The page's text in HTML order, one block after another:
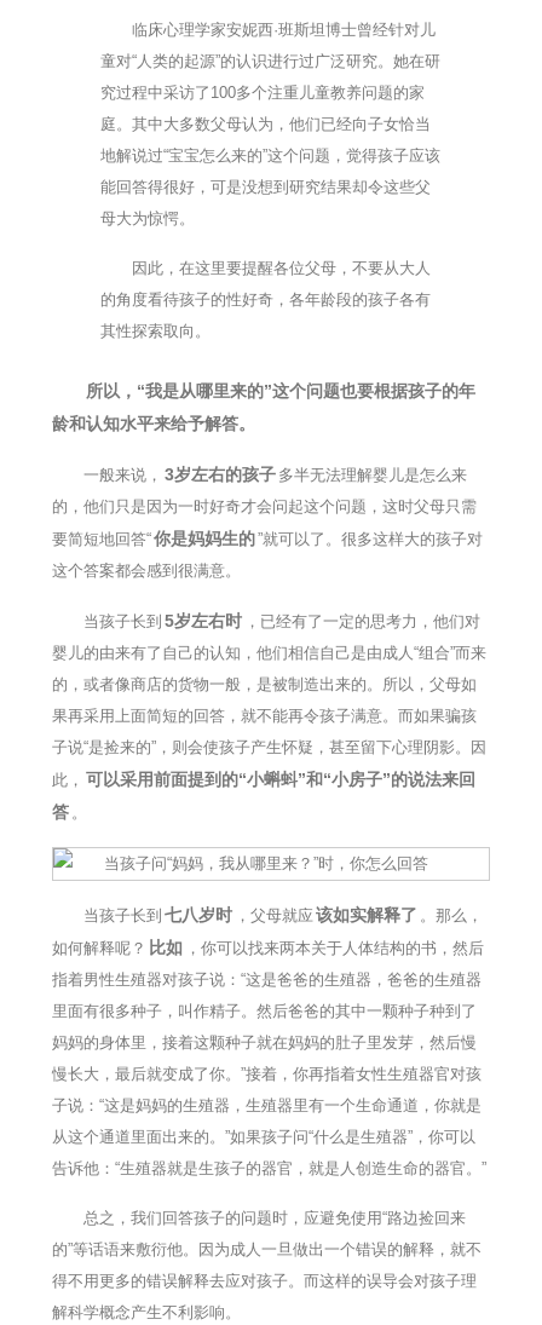
临床心理学家安妮西·班斯坦博士曾经针对儿
童对“人类的起源”的认识进行过广泛研究。她在研
究过程中采访了100多个注重儿童教养问题的家
庭。其中大多数父母认为，他们已经向子女恰当
地解说过“宝宝怎么来的”这个问题，觉得孩子应该
能回答得很好，可是没想到研究结果却令这些父
母大为惊愕。
因此，在这里要提醒各位父母，不要从大人
的角度看待孩子的性好奇，各年龄段的孩子各有
其性探索取向。
所以，“我是从哪里来的”这个问题也要根据孩子的年
龄和认知水平来给予解答。
一般来说， 3岁左右的孩子 多半无法理解婴儿是怎么来
的，他们只是因为一时好奇才会问起这个问题，这时父母只需
要简短地回答“你是妈妈生的”就可以了。很多这样大的孩子对
这个答案都会感到很满意。
当孩子长到 5岁左右时 ，已经有了一定的思考力，他们对
婴儿的由来有了自己的认知，他们相信自己是由成人“组合”而来
的，或者像商店的货物一般，是被制造出来的。所以，父母如
果再采用上面简短的回答，就不能再令孩子满意。而如果骗孩
子说“是捡来的”，则会使孩子产生怀疑，甚至留下心理阴影。因
此， 可以采用前面提到的“小蝌蚪”和“小房子”的说法来回
答 。
当孩子长到 七八岁时 ，父母就应 该如实解释了 。那么，
如何解释呢？ 比如 ，你可以找来两本关于人体结构的书，然后
指着男性生殖器对孩子说：“这是爸爸的生殖器，爸爸的生殖器
里面有很多种子，叫作精子。然后爸爸的其中一颗种子种到了
妈妈的身体里，接着这颗种子就在妈妈的肚子里发芽，然后慢
慢长大，最后就变成了你。”接着，你再指着女性生殖器官对孩
子说：“这是妈妈的生殖器，生殖器里有一个生命通道，你就是
从这个通道里面出来的。”如果孩子问“什么是生殖器”，你可以
告诉他：“生殖器就是生孩子的器官，就是人创造生命的器官。”
总之，我们回答孩子的问题时，应避免使用“路边捡回来
的”等话语来敷衍他。因为成人一旦做出一个错误的解释，就不
得不用更多的错误解释去应对孩子。而这样的误导会对孩子理
解科学概念产生不利影响。